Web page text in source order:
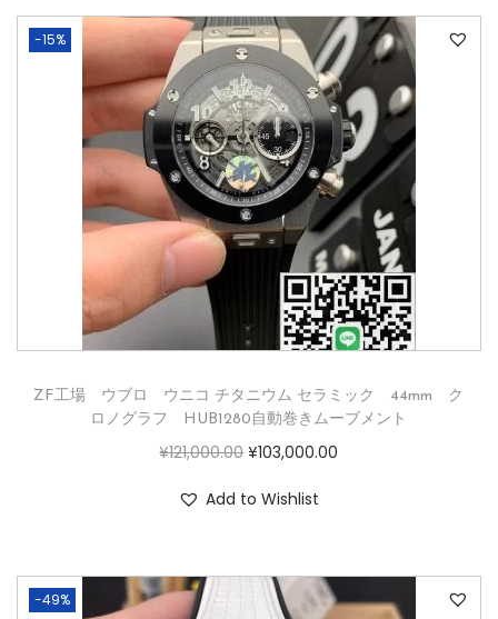
-15%
ZF工場 ウブロ ウニコ チタニウム セラミック 44mm ク
ロノグラフ HUB1280自動巻きムーブメント
¥121,000.00 ¥103,000.00
Add to Wishlist
-49%